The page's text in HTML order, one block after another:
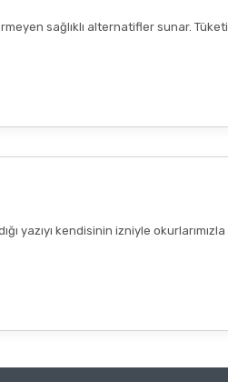
sağlıklı alternatifler sunar.
yazıyı kendisinin izniyle okurlarımızla